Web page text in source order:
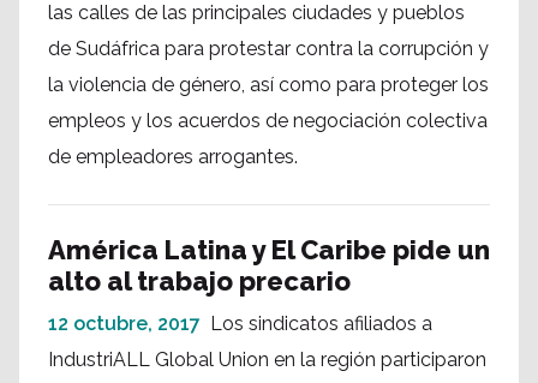
las calles de las principales ciudades y pueblos
de Sudáfrica para protestar contra la corrupción y
la violencia de género, así como para proteger los
empleos y los acuerdos de negociación colectiva
de empleadores arrogantes.
América Latina y El Caribe pide un
alto al trabajo precario
12 octubre, 2017 Los sindicatos afiliados a
IndustriALL Global Union en la región participaron